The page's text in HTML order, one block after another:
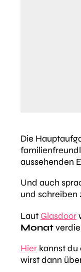
Die
aussehenden
Und auch
und schreiben
Laut Glasdoor
Monat
Hier kannst
wirst dann